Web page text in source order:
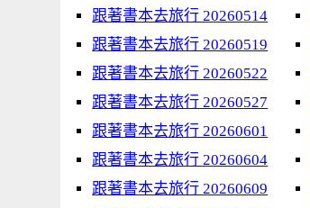
跟著書本去旅行 20260514
跟著書本去旅行 20260519
跟著書本去旅行 20260522
跟著書本去旅行 20260527
跟著書本去旅行 20260601
跟著書本去旅行 20260604
跟著書本去旅行 20260609